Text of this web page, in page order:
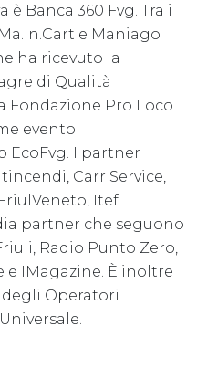
Banca 360 Fvg. Tra i
e Maniago
ha ricevuto la
di Qualità
Fondazione Pro Loco
evento
EcoFvg. I partner
Carr Service,
Itef
partner che seguono
Radio Punto Zero,
e IMagazine. È inoltre
Operatori